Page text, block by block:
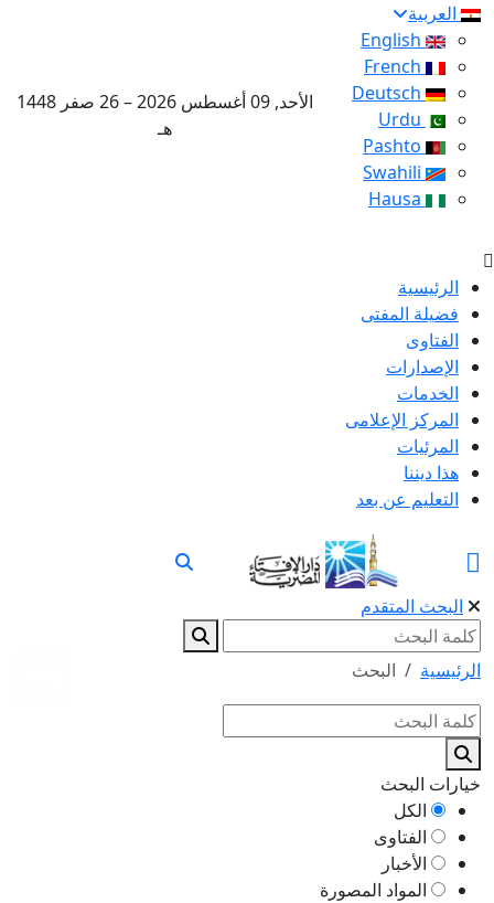
العربية
الأحد, 09 أغسطس 2026 – 26 صفر 1448
هـ
الرئيسية
فضيلة المفتى
الفتاوى
الإصدارات
الخدمات
المركز الإعلامى
المرئيات
هذا ديننا
التعليم عن بعد
البحث المتقدم
الرئيسية البحث
خيارات البحث
الكل
الفتاوى
الأخبار
المواد المصورة